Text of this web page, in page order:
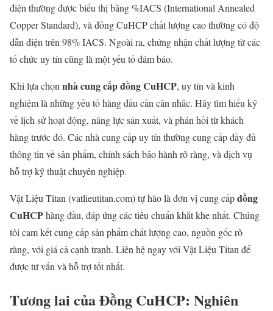
điện thường được biểu thị bằng %IACS (International Annealed
Copper Standard), và đồng CuHCP chất lượng cao thường có độ
dẫn điện trên 98% IACS. Ngoài ra, chứng nhận chất lượng từ các
tổ chức uy tín cũng là một yếu tố đảm bảo.
Khi lựa chọn nhà cung cấp đồng CuHCP, uy tín và kinh
nghiệm là những yếu tố hàng đầu cần cân nhắc. Hãy tìm hiểu kỹ
về lịch sử hoạt động, năng lực sản xuất, và phản hồi từ khách
hàng trước đó. Các nhà cung cấp uy tín thường cung cấp đầy đủ
thông tin về sản phẩm, chính sách bảo hành rõ ràng, và dịch vụ
hỗ trợ kỹ thuật chuyên nghiệp.
Vật Liệu Titan (vatlieutitan.com) tự hào là đơn vị cung cấpđồng
CuHCPhàng đầu, đáp ứng các tiêu chuẩn khắt khe nhất. Chúng
tôi cam kết cung cấp sản phẩm chất lượng cao, nguồn gốc rõ
ràng, với giá cả cạnh tranh. Liên hệ ngay với Vật Liệu Titan để
được tư vấn và hỗ trợ tốt nhất.
Tương lai của Đồng CuHCP: Nghiên